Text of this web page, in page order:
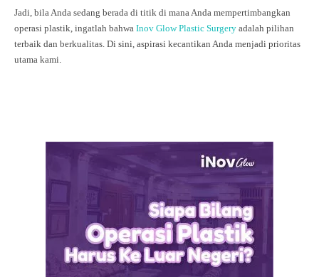
Jadi, bila Anda sedang berada di titik di mana Anda mempertimbangkan
operasi plastik, ingatlah bahwa Inov Glow Plastic Surgery adalah pilihan
terbaik dan berkualitas. Di sini, aspirasi kecantikan Anda menjadi prioritas
utama kami.